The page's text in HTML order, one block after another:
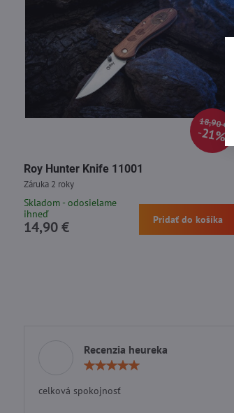
18,90 €
21%
Roy Hunter Knife 11001
Záruka 2 roky
Skladom - odosielame
ihneď
14,90 € Pridať do košíka
Recenzia heureka
celková spokojnosť